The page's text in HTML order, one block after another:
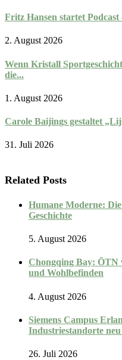
Fritz Hansen startet Podcast
2. August 2026
Wenn Kristall
die...
1. August 2026
Carole Baijings gestaltet
31. Juli 2026
Related Posts
Humane Moderne:
Geschichte
5. August 2026
Chongqing Bay:
und Wohlbefinden
4. August 2026
Siemens Campus
Industriestandorte
26. Juli 2026